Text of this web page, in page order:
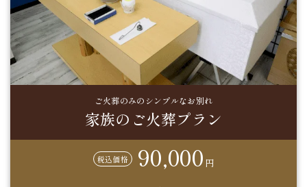
ご火葬のみのシンプルなお別れ
家族のご火葬プラン
税込価格 90,000 円